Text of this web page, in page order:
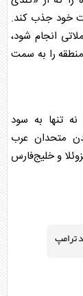
خود جذب کند.
انجام شود،
منطقه را به سمت
تنها به سود
متحدان عرب
وخلیج‌فارس
ترامپ